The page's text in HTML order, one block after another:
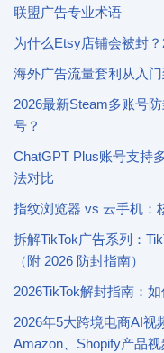
联盟广告专业术语
为什么Etsy店铺会被封
海外广告流量套利从入
2026最新Steam多账号
号？
ChatGPT Plus账号支持
法对比
指纹浏览器 vs 云手机：
拆解TikTok广告系列：
（附 2026 防封指南）
2026TikTok解封指南：
2026年5大跨境电商AI视
Amazon、Shopify产品视